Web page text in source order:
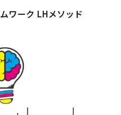
ワーク LHメソッド